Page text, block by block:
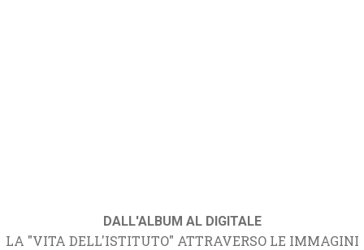
DALL'ALBUM AL DIGITALE
LA "VITA DELL'ISTITUTO" ATTRAVERSO LE IMMAGINI